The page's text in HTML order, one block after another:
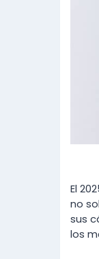
El
no
sus
los